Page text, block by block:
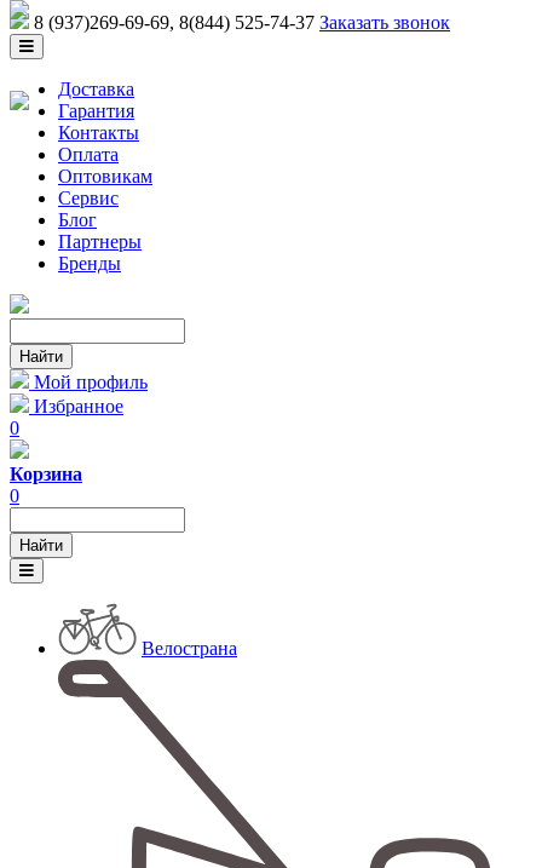
8 (937)269-69-69, 8(844) 525-74-37 Заказать звонок
Доставка
Гарантия
Контакты
Оплата
Оптовикам
Сервис
Блог
Партнеры
Бренды
Мой профиль
Избранное
0
Корзина
0
Велострана